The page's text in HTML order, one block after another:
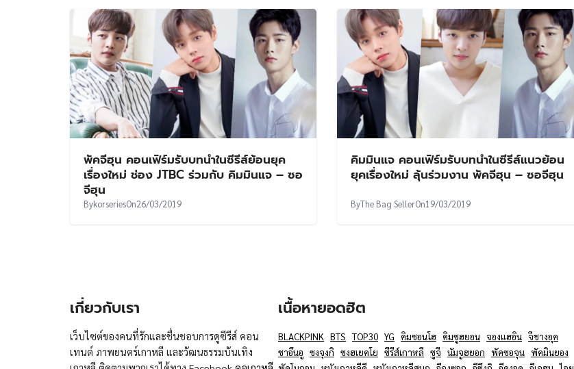
พัคจีฮุน คอนเฟิร์มรับบทนำในซีรีส์ย้อนยุค
เรื่องใหม่ ช่อง JTBC ร่วมกับ คิมมินแจ – ซอ
จีฮุน
BykorseriesOn26/03/2019
คิมมินแจ คอนเฟิร์มรับบทนำในซีรีส์แนวย้อน
ยุคเรื่องใหม่ ลุ้นร่วมงาน พัคจีฮุน – ซอจีฮุน
ByThe Bag SellerOn19/03/2019
เกี่ยวกับเรา
เว็บไซต์ของคนที่รักและชื่นชอบการดูซีรีส์ คอน
เทนต์ ภาพยนตร์เกาหลี และวัฒนธรรมบันเทิง
เนื้อหายอดฮิต
BLACKPINK BTS TOP30 YG คิมซอนโฮ คิมซูฮยอน จองแฮอิน จีชางอุค
ชาอึนอู ซงจุงกิ ซงฮเยคโย ซีรีส์เกาหลี ซูจี นัมจูฮยอก พัคซอจุน พัคมินยอง